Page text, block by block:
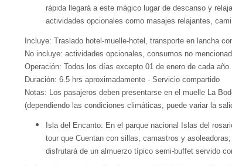
rápida llegará a este mágico lugar de descanso y
actividades opcionales como masajes relajantes,
Incluye: Traslado hotel-muelle-hotel, transporte en lancha
No incluye: actividades opcionales, consumos no
Operación: Todos los días excepto 01 de enero de cada año.
Duración: 6.5 hrs aproximadamente - Servicio compartido
Notas: Los pasajeros deben presentarse en el muelle La
(dependiendo las condiciones climáticas, puede variar la
Isla del Encanto: En el parque nacional Islas del
tour que Cuentan con sillas, camastros y
disfrutará de un almuerzo típico semi-buffet servido